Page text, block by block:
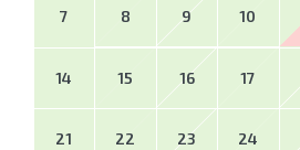
7 8 9 10
14 15 16 17
21 22 23 24